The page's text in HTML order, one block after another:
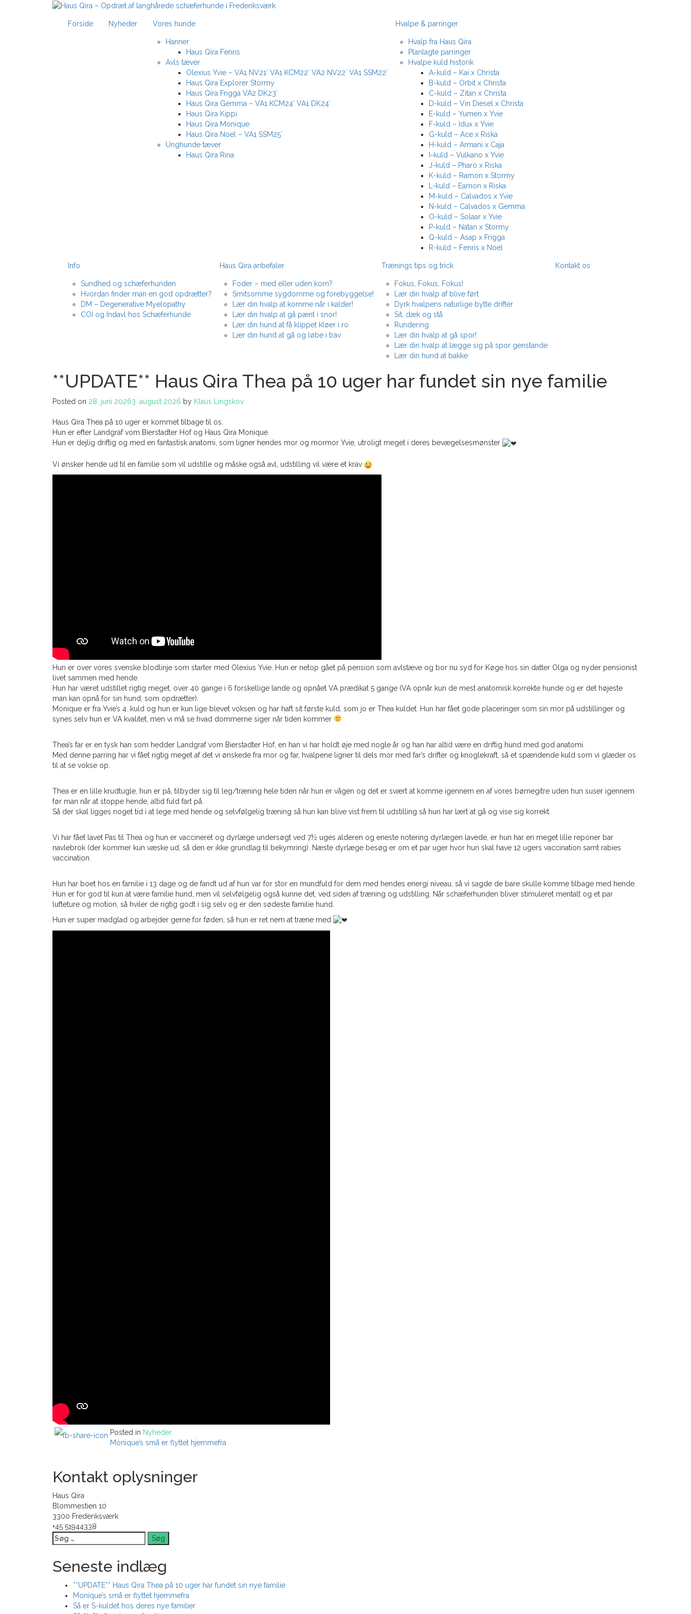
Forside
Nyheder Vores hunde
Hanner
Haus Qira Fenris
Avls tæver
Olexius Yvie – VA1 NV21′ VA1 KCM22′ VA2 NV22′ VA1 SSM22′
Haus Qira Explorer Stormy
Haus Qira Frigga VA2 DK23′
Haus Qira Gemma – VA1 KCM24′ VA1 DK24′
Haus Qira Kippi
Haus Qira Monique
Haus Qira Noel – VA1 SSM25′
Unghunde tæver
Haus Qira Rina
Hvalpe & parringer
Hvalp fra Haus Qira
Planlagte parringer
Hvalpe kuld historik
A-kuld – Kai x Christa
B-kuld – Orbit x Christa
C-kuld – Zitan x Christa
D-kuld – Vin Diesel x Christa
E-kuld – Yumen x Yvie
F-kuld – Idux x Yvie
G-kuld – Ace x Riska
H-kuld – Armani x Caja
I-kuld – Vulkano x Yvie
J-kuld – Pharo x Riska
K-kuld – Ramon x Stormy
L-kuld – Eamon x Riska
M-kuld – Calvados x Yvie
N-kuld – Calvados x Gemma
O-kuld – Solaar x Yvie
P-kuld – Natan x Stormy
Q-kuld – Asap x Frigga
R-kuld – Fenris x Noel
Info
Sundhed og schæferhunden
Hvordan finder man en god opdrætter?
DM – Degenerative Myelopathy
COI og Indavl hos Schæferhunde
Haus Qira anbefaler
Foder – med eller uden korn?
Smitsomme sygdomme og forebyggelse!
Lær din hvalp at komme når i kalder!
Lær din hvalp at gå pænt i snor!
Lær din hund at få klippet kløer i ro
Lær din hund at gå og løbe i trav
Trænings tips og trick
Fokus, Fokus, Fokus!
Lær din hvalp af blive ført
Dyrk hvalpens naturlige bytte drifter
Sit, dæk og stå
Rundering
Lær din hvalp at gå spor!
Lær din hvalp at lægge sig på spor genstande
Lær din hund at bakke
Kontakt os
**UPDATE** Haus Qira Thea på 10 uger har fundet sin nye familie
Posted on 28. juni 20263. august 2026 by Klaus Lingskov
Haus Qira Thea på 10 uger er kommet tilbage til os.
Hun er efter Landgraf vom Bierstadter Hof og Haus Qira Monique.
Hun er dejlig driftig og med en fantastisk anatomi, som ligner hendes mor og mormor Yvie, utroligt meget i deres bevægelsesmønster
Vi ønsker hende ud til en familie som vil udstille og måske også avl, udstilling vil være et krav
Hun er over vores svenske blodlinje som starter med Olexius Yvie. Hun er netop gået på pension som avlstæve og bor nu syd for Køge hos sin datter Olga og nyder pensionist
livet sammen med hende.
Hun har været udstillet rigtig meget, over 40 gange i 6 forskellige lande og opnået VA prædikat 5 gange (VA opnår kun de mest anatomisk korrekte hunde og er det højeste
man kan opnå for sin hund, som opdrætter).
Monique er fra Yvie’s 4. kuld og hun er kun lige blevet voksen og har haft sit første kuld, som jo er Thea kuldet. Hun har fået gode placeringer som sin mor på udstillinger og
synes selv hun er VA kvalitet, men vi må se hvad dommerne siger når tiden kommer
Thea’s far er en tysk han som hedder Landgraf vom Bierstadter Hof, en han vi har holdt øje med nogle år og han har altid være en driftig hund med god anatomi.
Med denne parring har vi fået rigtig meget af det vi ønskede fra mor og far, hvalpene ligner til dels mor med far’s drifter og knoglekraft, så et spændende kuld som vi glæder os
til at se vokse op.
Thea er en lille krudtugle, hun er på, tilbyder sig til leg/træning hele tiden når hun er vågen og det er svært at komme igennem en af vores børnegitre uden hun suser igennem
før man når at stoppe hende, altid fuld fart på.
Så der skal ligges noget tid i at lege med hende og selvfølgelig træning så hun kan blive vist frem til udstilling så hun har lært at gå og vise sig korrekt.
Vi har fået lavet Pas til Thea og hun er vaccineret og dyrlæge undersøgt ved 7½ uges alderen og eneste notering dyrlægen lavede, er hun har en meget lille reponer bar
navlebrok (der kommer kun væske ud, så den er ikke grundlag til bekymring). Næste dyrlæge besøg er om et par uger hvor hun skal have 12 ugers vaccination samt rabies
vaccination.
Hun har boet hos en familie i 13 dage og de fandt ud af hun var for stor en mundfuld for dem med hendes energi niveau, så vi sagde de bare skulle komme tilbage med hende.
Hun er for god til kun at være familie hund, men vil selvfølgelig også kunne det, ved siden af træning og udstilling. Når schæferhunden bliver stimuleret mentalt og et par
lufteture og motion, så hviler de rigtig godt i sig selv og er den sødeste familie hund.
Hun er super madglad og arbejder gerne for føden, så hun er ret nem at træne med
Posted in Nyheder
Indlægsnavigation
Monique’s små er flyttet hjemmefra
Kontakt oplysninger
Haus Qira
Blommestien 10
3300 Frederiksværk
+45 51944338
Søg
efter:
Seneste indlæg
**UPDATE** Haus Qira Thea på 10 uger har fundet sin nye familie
Monique’s små er flyttet hjemmefra
Så er S-kuldet hos deres nye familier